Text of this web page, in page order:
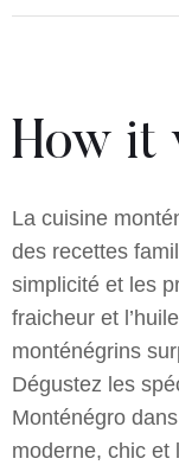
How it
La cuisine
des recettes
simplicité et les
fraicheur et
monténégrins
Dégustez les
Monténégro
moderne, chic et